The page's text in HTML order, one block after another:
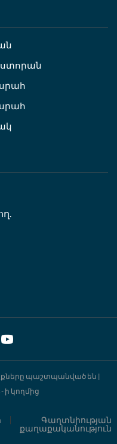
Youtube
պաշտպանված են |
- ի կողմից
Գաղտնիության
քաղաքականություն